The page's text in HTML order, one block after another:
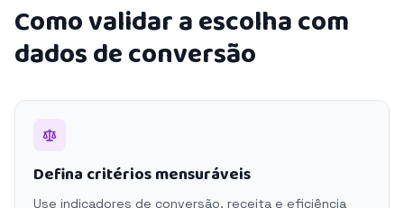
Como validar a escolha com
dados de conversão
Defina critérios mensuráveis
Use indicadores de conversão, receita e eficiência